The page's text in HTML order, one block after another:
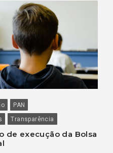
PAN
Transparência
de execução da Bolsa